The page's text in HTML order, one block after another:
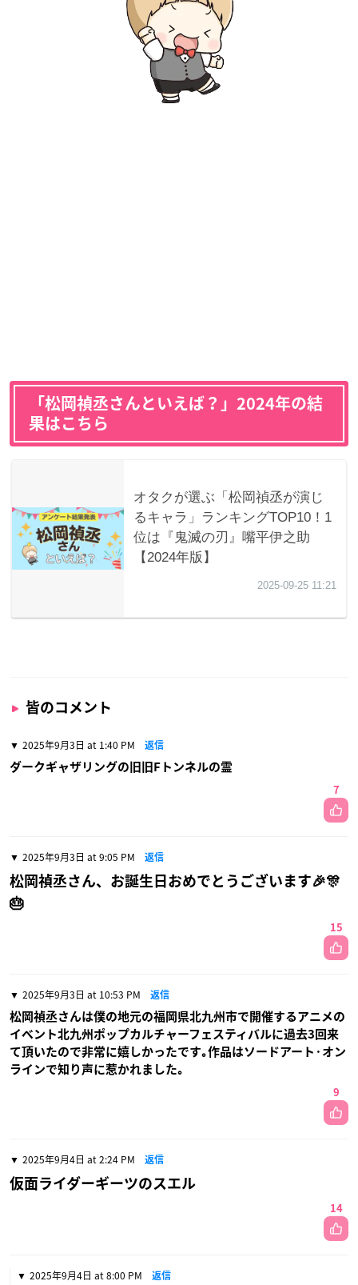
「松岡禎丞さんといえば？」2024年の結
果はこちら
皆のコメント
2025年9月3日 at 1:40 PM 返信
ダークギャザリングの旧旧Fトンネルの霊
7
2025年9月3日 at 9:05 PM 返信
松岡禎丞さん、お誕生日おめでとうございます🎉🎊
🎂
15
2025年9月3日 at 10:53 PM 返信
松岡禎丞さんは僕の地元の福岡県北九州市で開催するアニメの
イベント北九州ポップカルチャーフェスティバルに過去3回来
て頂いたので非常に嬉しかったです｡作品はソードアート·オン
ラインで知り声に惹かれました｡
9
2025年9月4日 at 2:24 PM 返信
仮面ライダーギーツのスエル
14
2025年9月4日 at 8:00 PM 返信